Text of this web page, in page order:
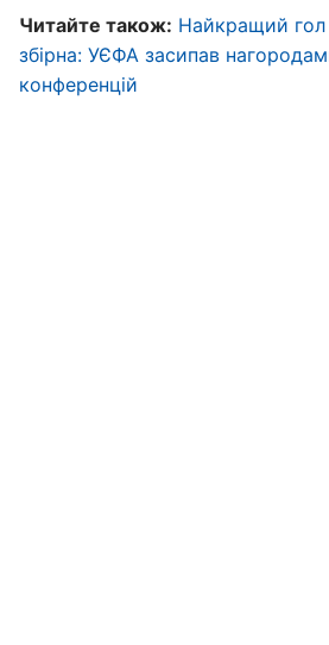
Читайте також: Найкращий гол
збірна: УЄФА засипав
конференцій